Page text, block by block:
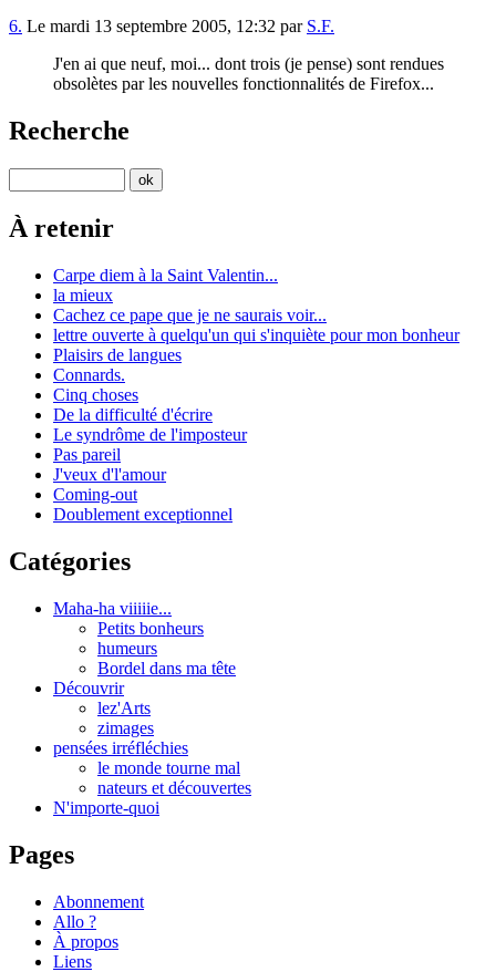
6. Le mardi 13 septembre 2005, 12:32 par S.F.
J'en ai que neuf, moi... dont trois (je pense) sont rendues
obsolètes par les nouvelles fonctionnalités de Firefox...
Recherche
À retenir
Carpe diem à la Saint Valentin...
la mieux
Cachez ce pape que je ne saurais voir...
lettre ouverte à quelqu'un qui s'inquiète pour mon bonheur
Plaisirs de langues
Connards.
Cinq choses
De la difficulté d'écrire
Le syndrôme de l'imposteur
Pas pareil
J'veux d'l'amour
Coming-out
Doublement exceptionnel
Catégories
Maha-ha viiiiie...
Petits bonheurs
humeurs
Bordel dans ma tête
Découvrir
lez'Arts
zimages
pensées irréfléchies
le monde tourne mal
nateurs et découvertes
N'importe-quoi
Pages
Abonnement
Allo ?
À propos
Liens